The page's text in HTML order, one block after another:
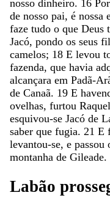
nosso dinheiro. 16
de nosso pai, é nossa
faze tudo o que Deus
Jacó, pondo os seus
camelos; 18 E levou
fazenda, que havia
alcançara em Padã-
de Canaã. 19 E
ovelhas, furtou Raquel
esquivou-se Jacó de
saber que fugia. 21 E
levantou-se, e passou
montanha de Gileade.
Labão